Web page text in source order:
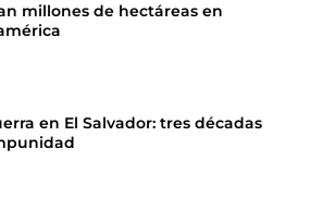
millones de hectáreas en
en El Salvador: tres décadas